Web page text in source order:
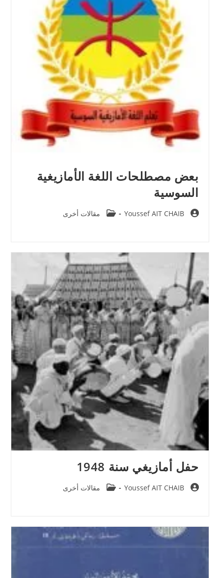
بعض مصطلحات اللغة الأمازيغية
السوسية
Post
Youssef AIT CHAIB
Post
مقالات أخرى
حفل أمازيغي سنة 1948
Post
Youssef AIT CHAIB
Post
مقالات أخرى